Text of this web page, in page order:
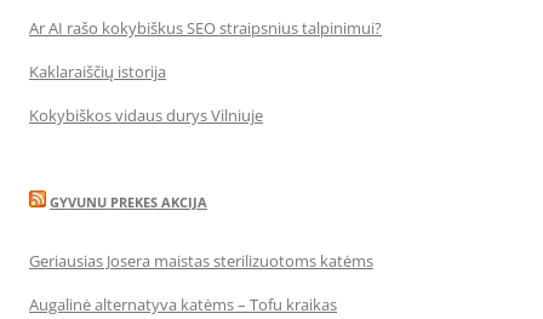
Ar AI rašo kokybiškus SEO straipsnius talpinimui?
Kaklaraiščių istorija
Kokybiškos vidaus durys Vilniuje
GYVUNU PREKES AKCIJA
Geriausias Josera maistas sterilizuotoms katėms
Augalinė alternatyva katėms – Tofu kraikas